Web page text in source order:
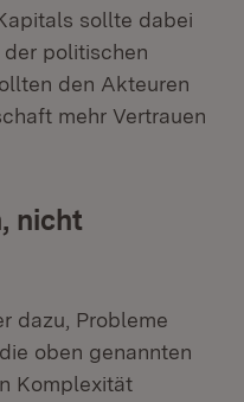
sollte dabei
politischen
den Akteuren
mehr Vertrauen
nicht
dazu, Probleme
oben genannten
Komplexität